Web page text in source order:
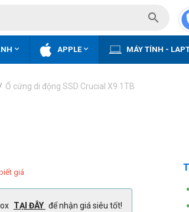

 APPLE MÁY TÍNH -
/ Ổ cứng di động SSD Crucial X9 1TB
giá
TẠI ĐÂY để nhận giá siêu tốt!